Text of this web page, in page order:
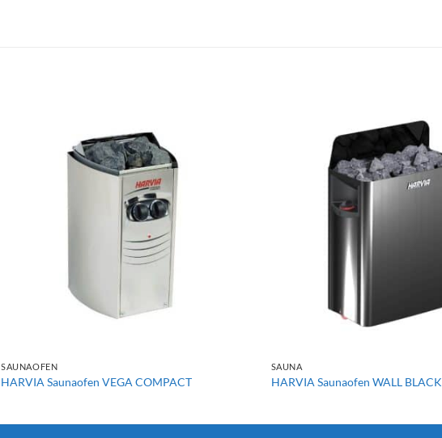
SAUNAOFEN
HARVIA Saunaofen VEGA COMPACT
SAUNA
HARVIA Saunaofen WALL BLACK